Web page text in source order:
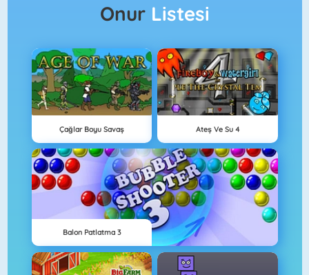
Onur Listesi
Çağlar Boyu Savaş Ateş Ve Su 4
Balon Patlatma 3